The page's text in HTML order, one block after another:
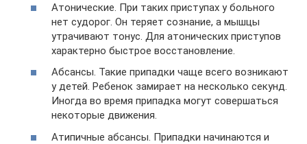
Атонические. При таких приступах у больного
нет судорог. Он теряет сознание, а мышцы
утрачивают тонус. Для атонических приступов
характерно быстрое восстановление.
Абсансы. Такие припадки чаще всего возникают
у детей. Ребенок замирает на несколько секунд.
Иногда во время припадка могут совершаться
некоторые движения.
Атипичные абсансы. Припадки начинаются и